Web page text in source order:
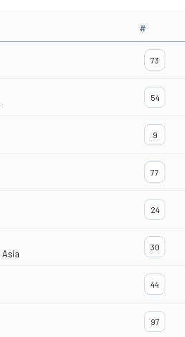
#
73
54
9
77
24
Asia
30
44
97